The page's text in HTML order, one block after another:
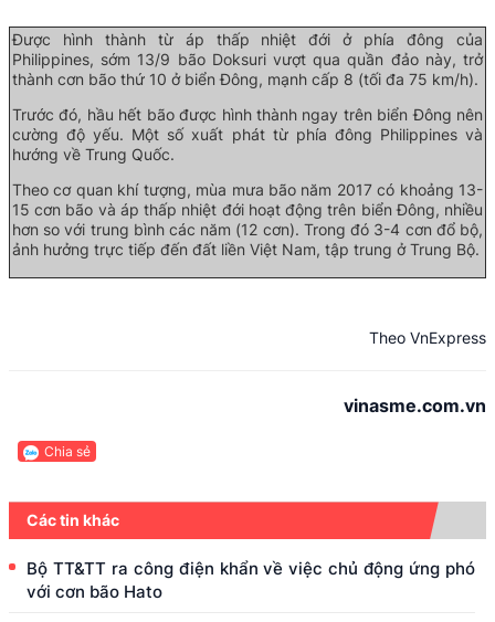
Được hình thành từ áp thấp nhiệt đới ở phía đông của
Philippines, sớm 13/9 bão Doksuri vượt qua quần đảo này, trở
thành cơn bão thứ 10 ở biển Đông, mạnh cấp 8 (tối đa 75 km/h).
Trước đó, hầu hết bão được hình thành ngay trên biển Đông nên
cường độ yếu. Một số xuất phát từ phía đông Philippines và
hướng về Trung Quốc.
Theo cơ quan khí tượng, mùa mưa bão năm 2017 có khoảng 13-
15 cơn bão và áp thấp nhiệt đới hoạt động trên biển Đông, nhiều
hơn so với trung bình các năm (12 cơn). Trong đó 3-4 cơn đổ bộ,
ảnh hưởng trực tiếp đến đất liền Việt Nam, tập trung ở Trung Bộ.
Theo VnExpress
vinasme.com.vn
Chia sẻ
Các tin khác
Bộ TT&TT ra công điện khẩn về việc chủ động ứng phó
với cơn bão Hato